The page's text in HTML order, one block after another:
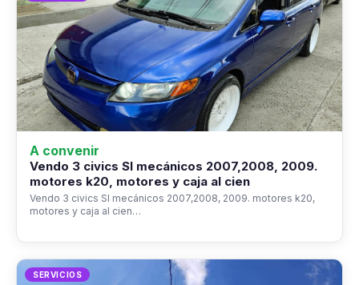
A convenir
Vendo 3 civics SI mecánicos 2007,2008, 2009.
motores k20, motores y caja al cien
Vendo 3 civics SI mecánicos 2007,2008, 2009. motores k20,
motores y caja al cien…
SERVICIOS